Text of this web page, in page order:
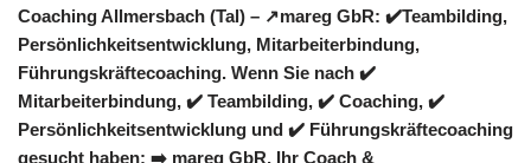
Coaching Allmersbach (Tal) – ↗️mareg GbR: ✔️Teambilding,
Persönlichkeitsentwicklung, Mitarbeiterbindung,
Führungskräftecoaching. Wenn Sie nach ✔️
Mitarbeiterbindung, ✔️ Teambilding, ✔️ Coaching, ✔️
Persönlichkeitsentwicklung und ✔️ Führungskräftecoaching
gesucht haben: ➡️ mareg GbR, Ihr Coach &